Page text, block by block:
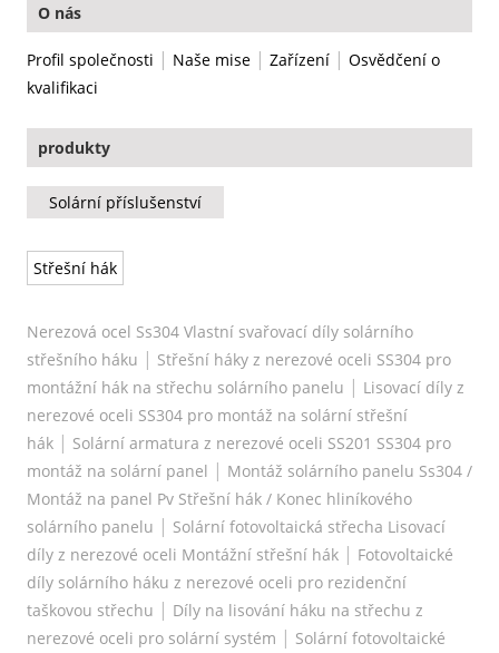
O nás
Profil společnosti | Naše mise| Zařízení| Osvědčení o
kvalifikaci
produkty
Solární příslušenství
Střešní hák
Nerezová ocel Ss304 Vlastní svařovací díly solárního
střešního háku | Střešní háky z nerezové oceli SS304 pro
montážní hák na střechu solárního panelu | Lisovací díly z
nerezové oceli SS304 pro montáž na solární střešní
hák| Solární armatura z nerezové oceli SS201 SS304 pro
montáž na solární panel | Montáž solárního panelu Ss304 /
Montáž na panel Pv Střešní hák / Konec hliníkového
solárního panelu | Solární fotovoltaická střecha Lisovací
díly z nerezové oceli Montážní střešní hák| Fotovoltaické
díly solárního háku z nerezové oceli pro rezidenční
taškovou střechu | Díly na lisování háku na střechu z
nerezové oceli pro solární systém | Solární fotovoltaické